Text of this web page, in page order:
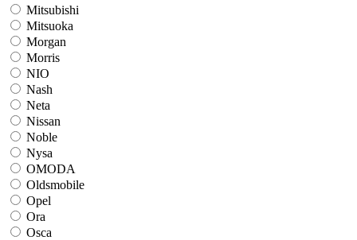
Mitsubishi
Mitsuoka
Morgan
Morris
NIO
Nash
Neta
Nissan
Noble
Nysa
OMODA
Oldsmobile
Opel
Ora
Osca